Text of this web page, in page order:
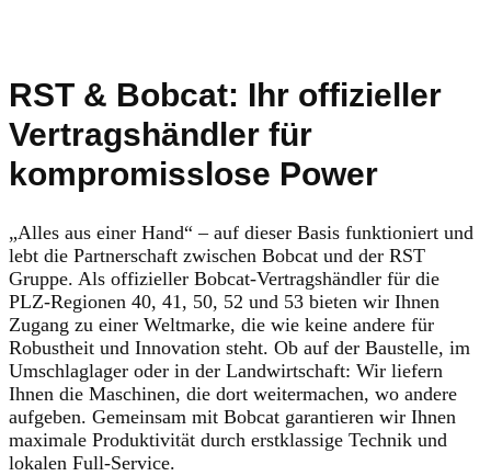
RST & Bobcat: Ihr offizieller
Vertragshändler für
kompromisslose Power
„Alles aus einer Hand“ – auf dieser Basis funktioniert und
lebt die Partnerschaft zwischen Bobcat und der RST
Gruppe. Als offizieller Bobcat-Vertragshändler für die
PLZ-Regionen 40, 41, 50, 52 und 53 bieten wir Ihnen
Zugang zu einer Weltmarke, die wie keine andere für
Robustheit und Innovation steht. Ob auf der Baustelle, im
Umschlaglager oder in der Landwirtschaft: Wir liefern
Ihnen die Maschinen, die dort weitermachen, wo andere
aufgeben. Gemeinsam mit Bobcat garantieren wir Ihnen
maximale Produktivität durch erstklassige Technik und
lokalen Full-Service.